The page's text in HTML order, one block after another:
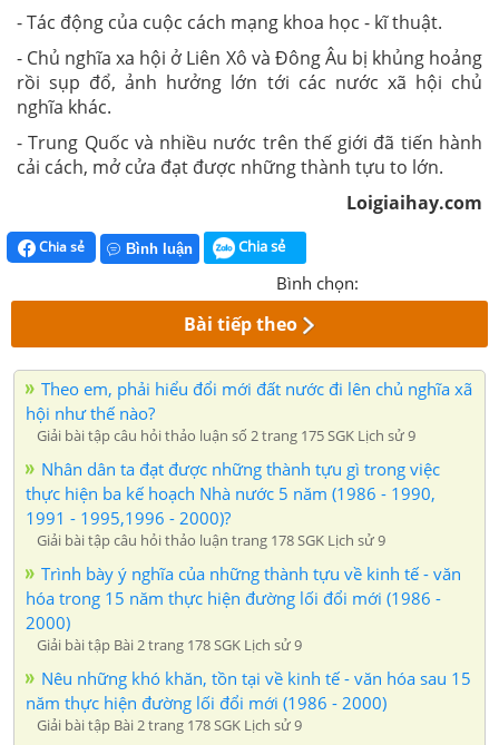
- Tác động của cuộc cách mạng khoa học - kĩ thuật.
- Chủ nghĩa xa hội ở Liên Xô và Đông Âu bị khủng hoảng
rồi sụp đổ, ảnh hưởng lớn tới các nước xã hội chủ
nghĩa khác.
- Trung Quốc và nhiều nước trên thế giới đã tiến hành
cải cách, mở cửa đạt được những thành tựu to lớn.
Loigiaihay.com
Chia sẻ Bình luận Chia sẻ
Bình chọn:
Bài tiếp theo
Theo em, phải hiểu đổi mới đất nước đi lên chủ nghĩa xã
hội như thế nào?
Giải bài tập câu hỏi thảo luận số 2 trang 175 SGK Lịch sử 9
Nhân dân ta đạt được những thành tựu gì trong việc
thực hiện ba kế hoạch Nhà nước 5 năm (1986 - 1990,
1991 - 1995,1996 - 2000)?
Giải bài tập câu hỏi thảo luận trang 178 SGK Lịch sử 9
Trình bày ý nghĩa của những thành tựu về kinh tế - văn
hóa trong 15 năm thực hiện đường lối đổi mới (1986 -
2000)
Giải bài tập Bài 2 trang 178 SGK Lịch sử 9
Nêu những khó khăn, tồn tại về kinh tế - văn hóa sau 15
năm thực hiện đường lối đổi mới (1986 - 2000)
Giải bài tập Bài 2 trang 178 SGK Lịch sử 9